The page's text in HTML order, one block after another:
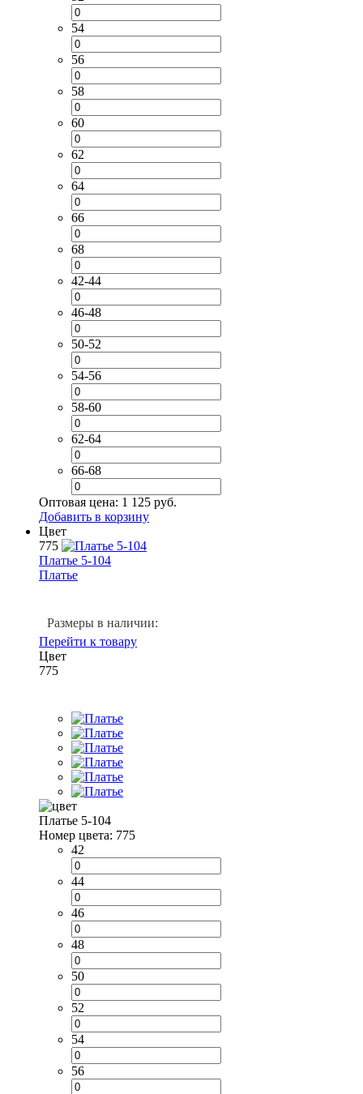
54
56
58
60
62
64
66
68
42-44
46-48
50-52
54-56
58-60
62-64
66-68
Оптовая цена: 1 125 руб.
Добавить в корзину
Цвет
775
Платье 5-104
Платье
Размеры в наличии:
Перейти к товару
Цвет
775
Платье 5-104
Номер цвета: 775
42
44
46
48
50
52
54
56